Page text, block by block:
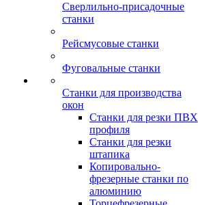
Сверлильно-присадочные
станки
Рейсмусовые станки
Фуговальные станки
Станки для производства
окон
Станки для резки ПВХ
профиля
Станки для резки
штапика
Копировально-
фрезерные станки по
алюминию